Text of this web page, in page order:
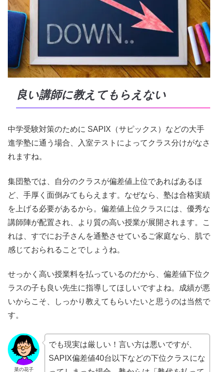
良い講師に教えてもらえない
中学受験対策のために SAPIX（サピックス）などの大手
進学塾に通う場合、入室テストによってクラス分けがなさ
れますね。
集団塾では、自分のクラスが偏差値上位であればあるほ
ど、手厚く面倒みてもらえます。なぜなら、塾は合格実績
を上げる必要があるから。偏差値上位クラスには、優秀な
講師陣が配置され、より質の高い授業が展開されます。こ
れは、すでにお子さんを通塾させているご家庭なら、肌で
感じておられることでしょうね。
せっかく高い授業料を払っているのだから、偏差値下位ク
ラスの子も良い先生に指導してほしいですよね。成績が悪
いからこそ、しっかり教えてもらいたいと思うのは当然で
す。
菜の花子
でも現実は厳しい！言い方は悪いですが、
SAPIX偏差値40台以下などの下位クラスにな